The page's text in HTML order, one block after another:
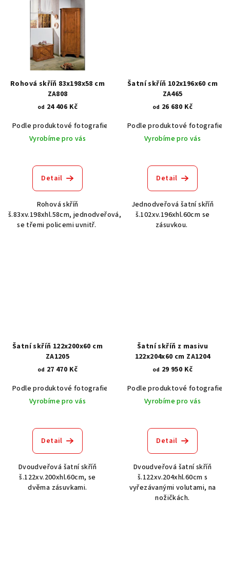
Rohová skříň 83x198x58 cm
ZA808
od 24 406 Kč
Podle produktové fotografie
Akát vintage BT1551
Dub světlý
Vyrobíme pro vás
Detail
Rohová skříň
š.83xv.198xhl.58cm, jednodveřová,
se třemi policemi uvnitř.
Šatní skříň 102x196x60 cm
ZA465
od 26 680 Kč
Podle produktové fotografie
Vyrobíme pro vás
Detail
Jednodveřová šatní skříň
š.102xv.196xhl.60cm se
zásuvkou.
Šatní skříň 122x200x60 cm
ZA1205
od 27 470 Kč
Podle produktové fotografie
Akát vintage BT1551
Dub světlý
Vyrobíme pro vás
Detail
Dvoudveřová šatní skříň
š.122xv.200xhl.60cm, se
dvěma zásuvkami.
Šatní skříň z masivu
122x204x60 cm ZA1204
od 29 950 Kč
Podle produktové fotografie
Vyrobíme pro vás
Detail
Dvoudveřová šatní skříň
š.122xv.204xhl.60cm s
vyřezávanými volutami, na
nožičkách.